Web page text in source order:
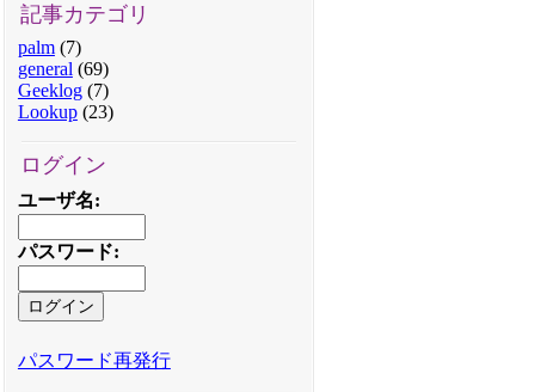
記事カテゴリ
palm(7)
general (69)
Geeklog(7)
Lookup(23)
ログイン
ユーザ名:
パスワード:
パスワード再発行